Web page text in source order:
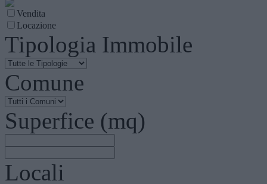
Vendita
Locazione
Tipologia Immobile
Comune
Superfice (mq)
Locali